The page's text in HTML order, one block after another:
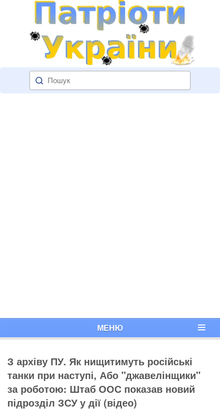
МЕНЮ
З архіву ПУ. ​Як нищитимуть російські
танки при наступі, Або "джавелінщики"
за роботою: Штаб ООС показав новий
підрозділ ЗСУ у дії (відео)